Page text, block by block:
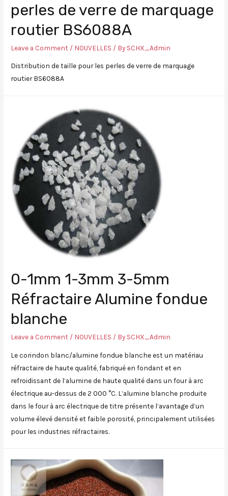
perles de verre de marquage
routier BS6088A
Leave a Comment / NOUVELLES / By SCHX_Admin
Distribution de taille pour les perles de verre de marquage
routier BS6088A
0-1mm 1-3mm 3-5mm
Réfractaire Alumine fondue
blanche
Leave a Comment / NOUVELLES / By SCHX_Admin
Le corindon blanc/alumine fondue blanche est un matériau
réfractaire de haute qualité, fabriqué en fondant et en
refroidissant de l’alumine de haute qualité dans un four à arc
électrique au-dessus de 2 000 °C. L’alumine blanche produite
dans le four à arc électrique de titre présente l’avantage d’un
volume élevé densité et faible porosité, principalement utilisées
pour les industries réfractaires.